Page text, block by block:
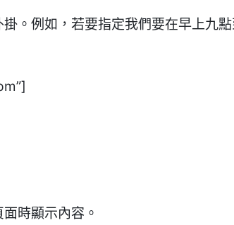
。例如，若要指定我們要在早上九
時顯示內容。